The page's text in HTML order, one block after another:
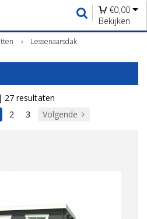
€0,00
Bekijken
› Lessenaarsdak
27 resultaten
2 3 Volgende